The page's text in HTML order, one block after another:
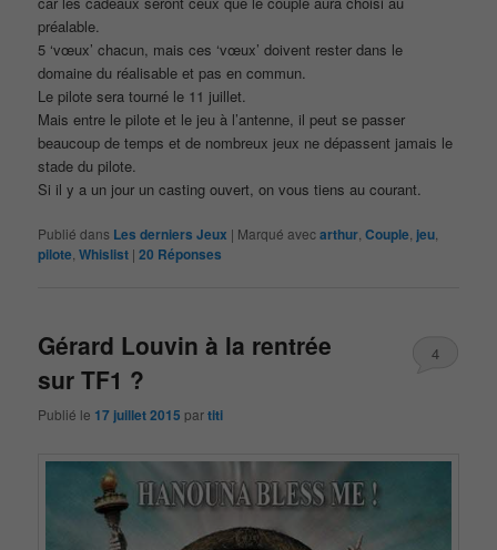
préalable.
5 ‘vœux’ chacun, mais ces ‘vœux’ doivent rester dans le
domaine du réalisable et pas en commun.
Le pilote sera tourné le 11 juillet.
Mais entre le pilote et le jeu à l’antenne, il peut se passer
beaucoup de temps et de nombreux jeux ne dépassent jamais le
stade du pilote.
Si il y a un jour un casting ouvert, on vous tiens au courant.
Publié dans Les derniers Jeux | Marqué avecarthur ,Couple jeu
pilote ,Whislist |20 Réponses
Gérard Louvin à la rentrée
sur TF1 ?
Publié le 17 juillet 2015 partiti
4